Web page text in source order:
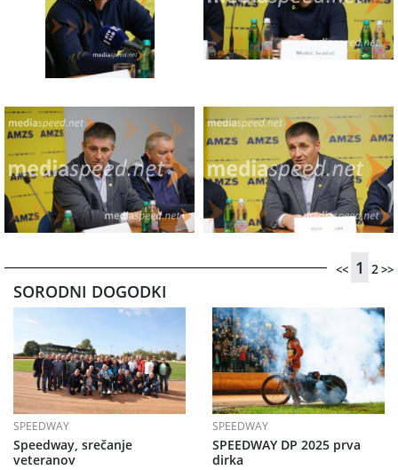
<< 1 2>>
SORODNI DOGODKI
SPEEDWAY
Speedway, srečanje
veteranov
SPEEDWAY
SPEEDWAY DP 2025 prva
dirka